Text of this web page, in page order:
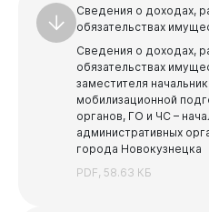
Виртуальная
Сведения о доходах,
обязательствах
Сведения о доходах,
обязательствах
заместителя
мобилизационной
органов, ГО и ЧС –
административных
города Новокузнецка
PDF, 58.63 КБ